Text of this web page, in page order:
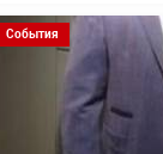
События